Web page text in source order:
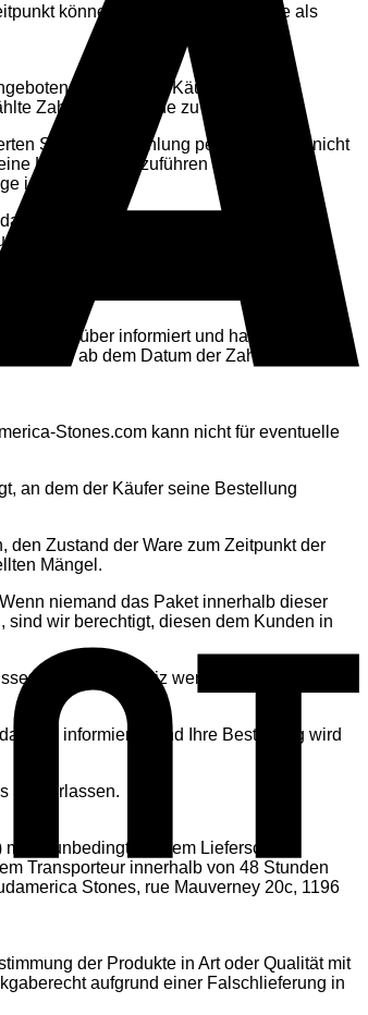
können die gezahlten Beträge als
werden. Der Käufer garantiert
Zahlungsmethode zu verwenden.
Stellen die Zahlung per Kreditkarte nicht
Lieferung auszuführen oder eine
ist.
einer anderen Person ohne deren
bestehen. Im Rahmen dieser
zukommen zu lassen. Die
darüber informiert und hat die
Tagen ab dem Datum der Zahlung oder
Stones.com kann nicht für eventuelle
an dem der Käufer seine Bestellung
den Zustand der Ware zum Zeitpunkt der
Mängel.
niemand das Paket innerhalb dieser
sind wir berechtigt, diesen dem Kunden in
der Schweiz werden nicht
informieren und Ihre Bestellung wird
SA verlassen.
unbedingt auf dem Lieferschein
Transporteur innerhalb von 48 Stunden
Stones, rue Mauverney 20c, 1196
der Produkte in Art oder Qualität mit
aufgrund einer Falschlieferung in